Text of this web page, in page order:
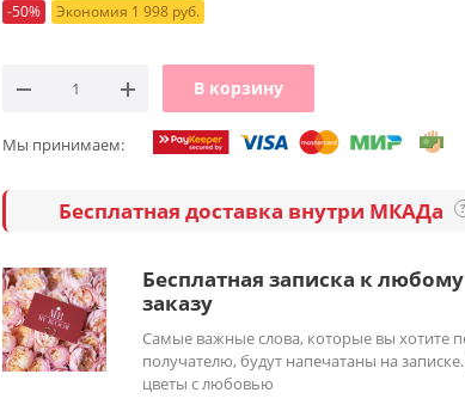
-50% Экономия 1 998 руб.
В корзину
Мы принимаем:
Бесплатная доставка внутри МКАДа ?
Бесплатная записка к любому
заказу
Самые важные слова, которые вы хотите
получателю, будут напечатаны на
цветы с любовью